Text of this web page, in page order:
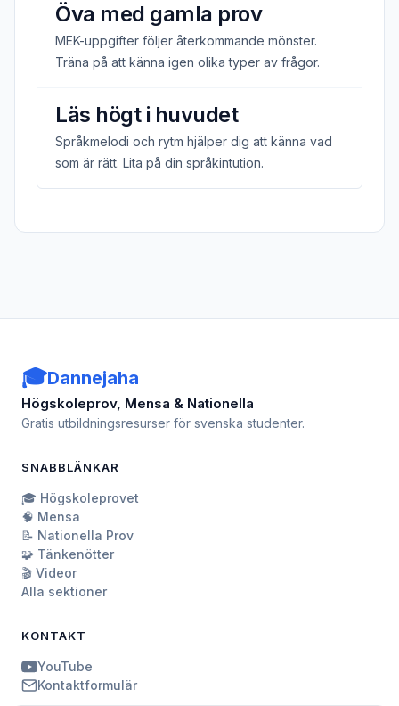
Öva med gamla prov
MEK-uppgifter följer återkommande mönster.
Träna på att känna igen olika typer av frågor.
Läs högt i huvudet
Språkmelodi och rytm hjälper dig att känna vad
som är rätt. Lita på din språkintution.
🎓Dannejaha
Högskoleprov, Mensa & Nationella
Gratis utbildningsresurser för svenska studenter.
SNABBLÄNKAR
🎓 Högskoleprovet
🧠 Mensa
📝 Nationella Prov
🧩 Tänkenötter
🎬 Videor
Alla sektioner
KONTAKT
YouTube
Kontaktformulär